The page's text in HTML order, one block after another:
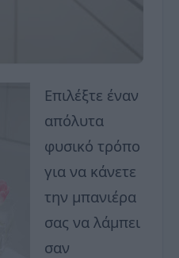
Επιλέξτε έναν
απόλυτα
φυσικό τρόπο
για να κάνετε
την μπανιέρα
σας να λάμπει
σαν